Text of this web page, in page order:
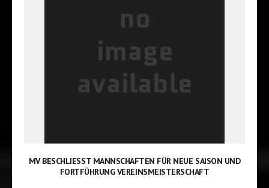
MV BESCHLIESST MANNSCHAFTEN FÜR NEUE SAISON UND F
ORTFÜHRUNG VEREINSMEISTERSCHAFT